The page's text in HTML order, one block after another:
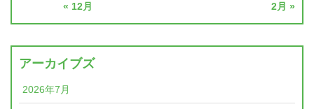
« 12月 2月 »
アーカイブズ
2026年7月